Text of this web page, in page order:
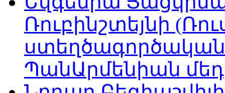
Ռուբինշտեյնի
ՊանԱրմենիան